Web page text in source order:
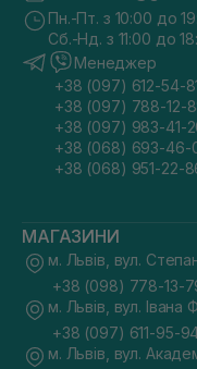
Пн.-Пт. з 10:00 до
Сб.-Нд. з 11:00 до
Менеджер
+38 (097) 612-54-
+38 (097) 788-12-
+38 (097) 983-41-
+38 (068) 693-46-
+38 (068) 951-22-
МАГАЗИНИ
м. Львів, вул.
+38 (098) 778-13-
м. Львів, вул. Івана
+38 (097) 611-95-
м. Львів, вул.